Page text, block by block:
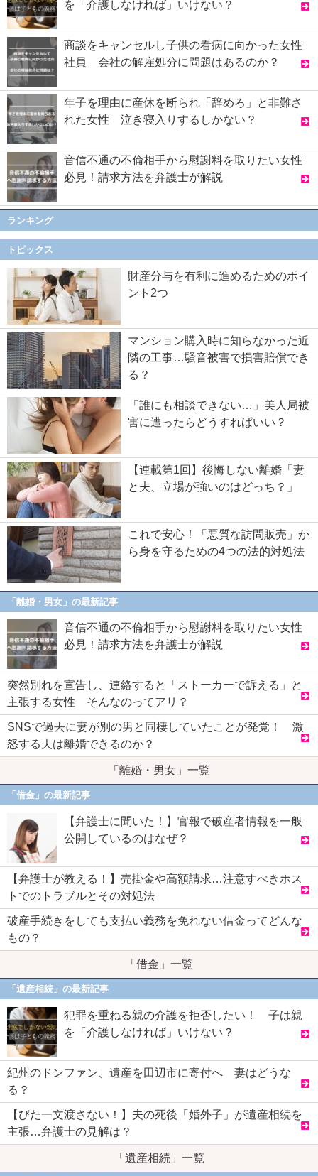
を「介護しなければ」いけない？
商談をキャンセルし子供の看病に向かった女性
社員 会社の解雇処分に問題はあるのか？
年子を理由に産休を断られ「辞めろ」と非難さ
れた女性 泣き寝入りするしかない？
音信不通の不倫相手から慰謝料を取りたい女性
必見！請求方法を弁護士が解説
ランキング
トピックス
財産分与を有利に進めるためのポイ
ント2つ
マンション購入時に知らなかった近
隣の工事…騒音被害で損害賠償でき
る？
「誰にも相談できない…」美人局被
害に遭ったらどうすればいい？
【連載第1回】後悔しない離婚「妻
と夫、立場が強いのはどっち？」
これで安心！「悪質な訪問販売」か
ら身を守るための4つの法的対処法
「離婚・男女」の最新記事
音信不通の不倫相手から慰謝料を取りたい女性
必見！請求方法を弁護士が解説
突然別れを宣告し、連絡すると「ストーカーで訴える」と
主張する女性 そんなのってアリ？
SNSで過去に妻が別の男と同棲していたことが発覚！ 激
怒する夫は離婚できるのか？
「離婚・男女」一覧
「借金」の最新記事
【弁護士に聞いた！】官報で破産者情報を一般
公開しているのはなぜ？
【弁護士が教える！】売掛金や高額請求…注意すべきホス
トでのトラブルとその対処法
破産手続きをしても支払い義務を免れない借金ってどんな
もの？
「借金」一覧
「遺産相続」の最新記事
犯罪を重ねる親の介護を拒否したい！ 子は親
を「介護しなければ」いけない？
紀州のドンファン、遺産を田辺市に寄付へ 妻はどうな
る？
【びた一文渡さない！】夫の死後「婚外子」が遺産相続を
主張…弁護士の見解は？
「遺産相続」一覧